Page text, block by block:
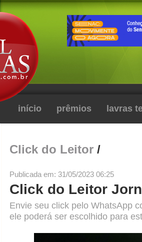
início prêmios lavras
Click do Leitor /
Publicada em: 31/05/2023 06:25
Click do Leitor
Envie seu click pelo WhatsApp
ele poderá ser escolhido para